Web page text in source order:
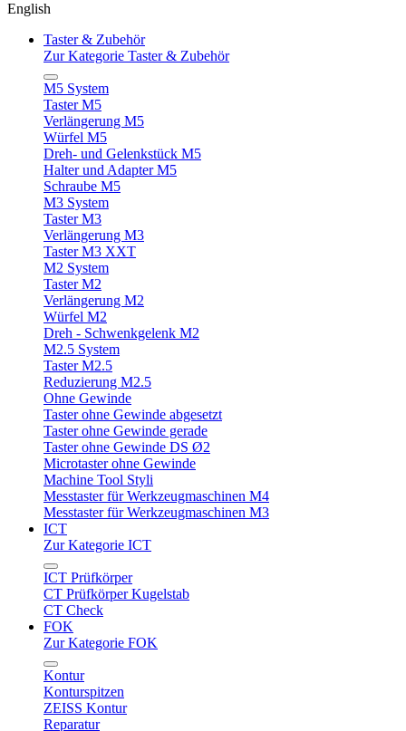
English
Taster & Zubehör
Zur Kategorie Taster & Zubehör
M5 System
Taster M5
Verlängerung M5
Würfel M5
Dreh- und Gelenkstück M5
Halter und Adapter M5
Schraube M5
M3 System
Taster M3
Verlängerung M3
Taster M3 XXT
M2 System
Taster M2
Verlängerung M2
Würfel M2
Dreh - Schwenkgelenk M2
M2.5 System
Taster M2.5
Reduzierung M2.5
Ohne Gewinde
Taster ohne Gewinde abgesetzt
Taster ohne Gewinde gerade
Taster ohne Gewinde DS Ø2
Microtaster ohne Gewinde
Machine Tool Styli
Messtaster für Werkzeugmaschinen M4
Messtaster für Werkzeugmaschinen M3
ICT
Zur Kategorie ICT
ICT Prüfkörper
CT Prüfkörper Kugelstab
CT Check
FOK
Zur Kategorie FOK
Kontur
Konturspitzen
ZEISS Kontur
Reparatur